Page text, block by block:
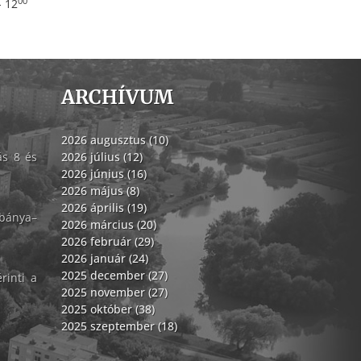
12
8 és
a
ARCHÍVUM
2026 augusztus (10)
2026 július (12)
2026 június (16)
2026 május (8)
2026 április (19)
2026 március (20)
2026 február (29)
2026 január (24)
2025 december (27)
2025 november (27)
2025 október (38)
2025 szeptember (18)